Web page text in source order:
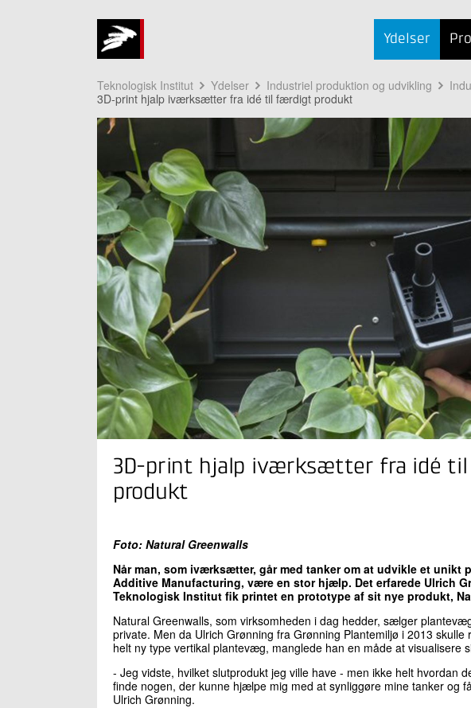
Ydelser
Teknologisk Institut Ydelser Industriel produktion og udvikling
3D-print hjalp iværksætter fra idé til færdigt produkt
3D-print hjalp iværksætter fra idé
produkt
Foto: Natural Greenwalls
Når man, som iværksætter, går med tanker om at udvikle et unikt
Additive Manufacturing, være en stor hjælp. Det erfarede Ulrich
Teknologisk Institut fik printet en prototype af sit nye produkt,
Natural Greenwalls, som virksomheden i dag hedder, sælger
private. Men da Ulrich Grønning fra Grønning Plantemiljø i 2013
helt ny type vertikal plantevæg, manglede han en måde at visualisere
- Jeg vidste, hvilket slutprodukt jeg ville have - men ikke helt hvordan
finde nogen, der kunne hjælpe mig med at synliggøre mine tanker og
Ulrich Grønning.